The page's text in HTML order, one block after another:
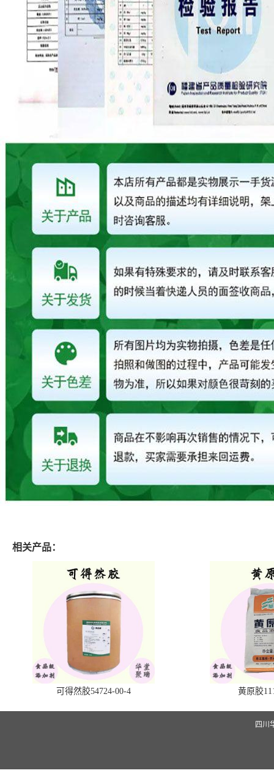
相关产品：
可得然胶54724-00-4 黄原胶
四川